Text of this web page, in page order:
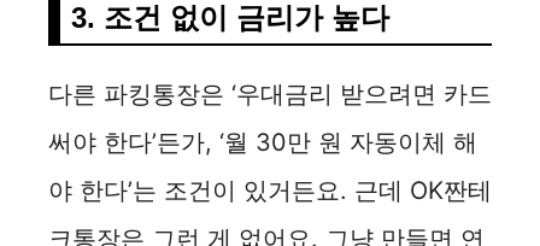
3. 조건 없이 금리가 높다
다른 파킹통장은 ‘우대금리 받으려면 카드
써야 한다’든가, ‘월 30만 원 자동이체 해
야 한다’는 조건이 있거든요. 근데 OK짠테
크통장은 그런 게 없어요. 그냥 만들면 연